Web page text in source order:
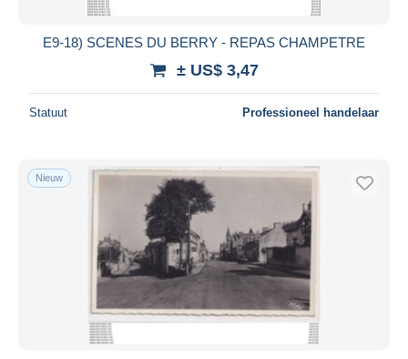
E9-18) SCENES DU BERRY - REPAS CHAMPETRE
± US$ 3,47
Statuut Professioneel handelaar
Nieuw